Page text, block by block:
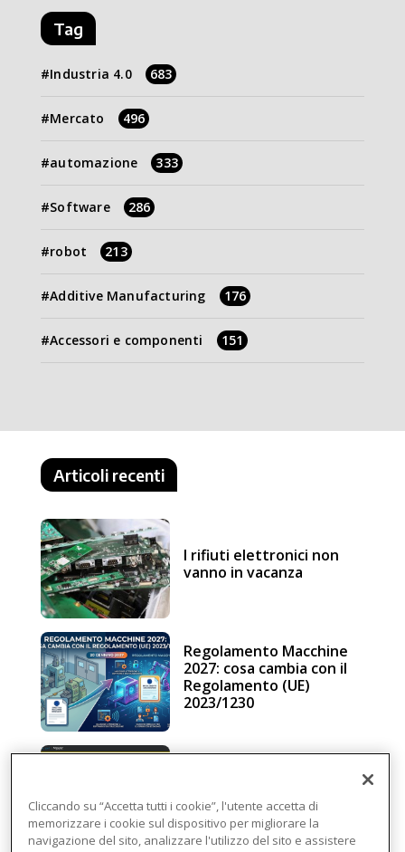
Tag
Industria 4.0 683
Mercato 496
automazione 333
Software 286
robot 213
Additive Manufacturing 176
Accessori e componenti 151
Articoli recenti
I rifiuti elettronici non
vanno in vacanza
Regolamento Macchine
2027: cosa cambia con il
Regolamento (UE)
2023/1230
intelligenza in cloud
Cliccando su “Accetta tutti i cookie”, l'utente accetta di
memorizzare i cookie sul dispositivo per migliorare la
navigazione del sito, analizzare l'utilizzo del sito e assistere